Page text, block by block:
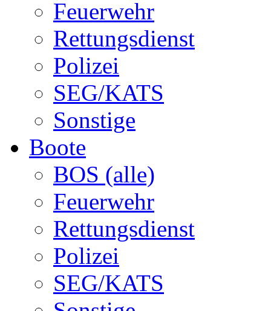
Feuerwehr
Rettungsdienst
Polizei
SEG/KATS
Sonstige
Boote
BOS (alle)
Feuerwehr
Rettungsdienst
Polizei
SEG/KATS